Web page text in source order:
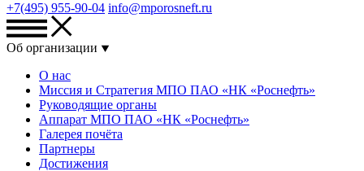
+7(495) 955-90-04 info@mporosneft.ru
Об организации
О нас
Миссия и Стратегия МПО ПАО «НК «Роснефть»
Руководящие органы
Аппарат МПО ПАО «НК «Роснефть»
Галерея почёта
Партнеры
Достижения